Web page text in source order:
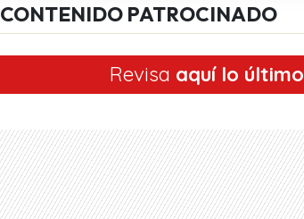
CONTENIDO PATROCINADO
Revisa aquí lo último